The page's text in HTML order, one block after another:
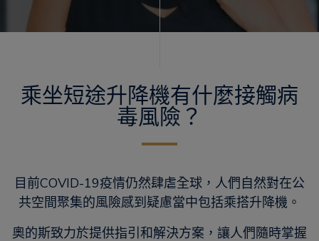
乘坐短途升降機有什麼接觸病
毒風險？
目前COVID-19疫情仍然肆虐全球，人們自然對在公
共空間聚集的風險感到疑慮當中包括乘搭升降機。
奧的斯致力於提供指引和解決方案，讓人們隨時掌握